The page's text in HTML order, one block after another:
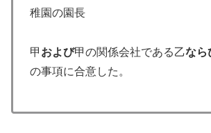
稚園の園長
甲 および甲の関係会社である乙なら
の事項に合意した。